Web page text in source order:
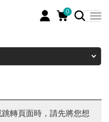
0
轉頁面時，請先將您想